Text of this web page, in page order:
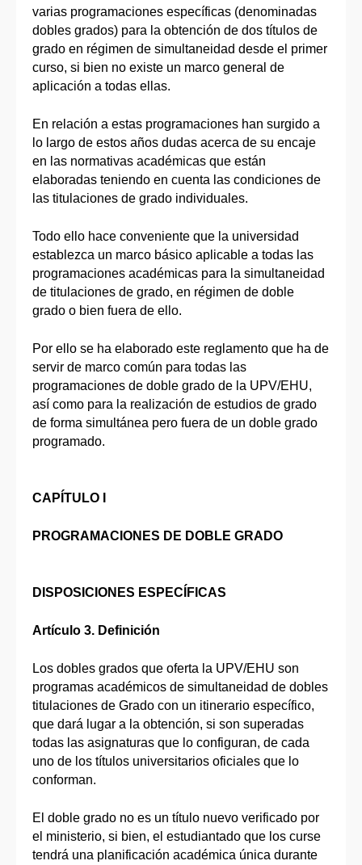
varias programaciones específicas (denominadas
dobles grados) para la obtención de dos títulos de
grado en régimen de simultaneidad desde el primer
curso, si bien no existe un marco general de
aplicación a todas ellas.
En relación a estas programaciones han surgido a
lo largo de estos años dudas acerca de su encaje
en las normativas académicas que están
elaboradas teniendo en cuenta las condiciones de
las titulaciones de grado individuales.
Todo ello hace conveniente que la universidad
establezca un marco básico aplicable a todas las
programaciones académicas para la simultaneidad
de titulaciones de grado, en régimen de doble
grado o bien fuera de ello.
Por ello se ha elaborado este reglamento que ha de
servir de marco común para todas las
programaciones de doble grado de la UPV/EHU,
así como para la realización de estudios de grado
de forma simultánea pero fuera de un doble grado
programado.
CAPÍTULO I
PROGRAMACIONES DE DOBLE GRADO
DISPOSICIONES ESPECÍFICAS
Artículo 3. Definición
Los dobles grados que oferta la UPV/EHU son
programas académicos de simultaneidad de dobles
titulaciones de Grado con un itinerario específico,
que dará lugar a la obtención, si son superadas
todas las asignaturas que lo configuran, de cada
uno de los títulos universitarios oficiales que lo
conforman.
El doble grado no es un título nuevo verificado por
el ministerio, si bien, el estudiantado que los curse
tendrá una planificación académica única durante